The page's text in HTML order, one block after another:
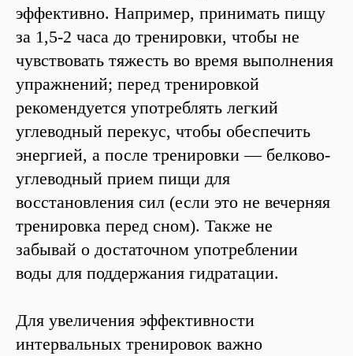
эффективно. Например, принимать пищу
за 1,5-2 часа до тренировки, чтобы не
чувствовать тяжесть во время выполнения
упражнений; перед тренировкой
рекомендуется употреблять легкий
углеводный перекус, чтобы обеспечить
энергией, а после тренировки — белково-
углеводный прием пищи для
восстановления сил (если это не вечерняя
тренировка перед сном). Также не
забывай о достаточном употреблении
воды для поддержания гидратации.
Для увеличения эффективности
интервальных тренировок важно